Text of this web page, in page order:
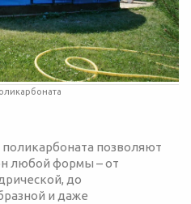
позволяют
любой формы – от
до
и даже